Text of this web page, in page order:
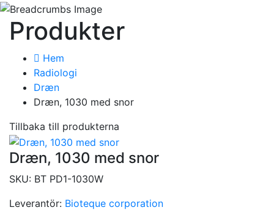
Produkter
Hem
Radiologi
Dræn
Dræn, 1030 med snor
Tillbaka till produkterna
Dræn, 1030 med snor
SKU: BT PD1-1030W
Leverantör: Bioteque corporation